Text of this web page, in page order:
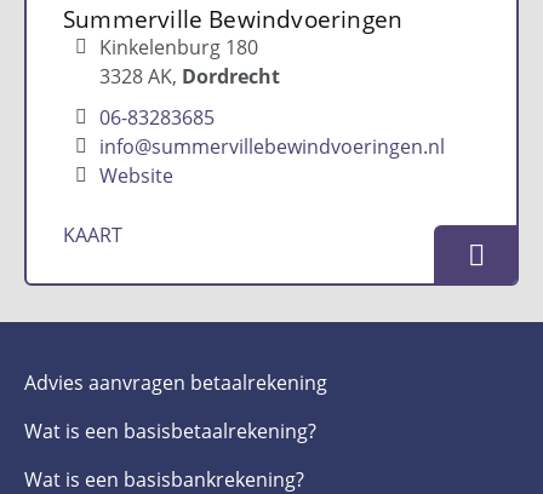
Summerville Bewindvoeringen
Kinkelenburg 180
3328 AK Dordrecht
06-83283685
info@summervillebewindvoeringen.nl
Website
KAART
Advies aanvragen betaalrekening
Wat is een basis­betaalrekening?
Wat is een basis­bankrekening?